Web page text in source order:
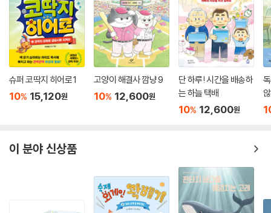
슈퍼 코딱지 히어로 1
10% 15,120원
고양이 해결사 깜냥 9
10% 12,600원
단 하루! 시간을 배송하
는 하늘 택배
10% 12,600원
이 분야 신상품